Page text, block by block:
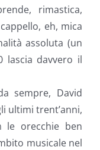
rimastica,
eh, mica
assoluta (un
lascia davvero il
sempre, David
ultimi trent’anni,
le orecchie ben
musicale nel